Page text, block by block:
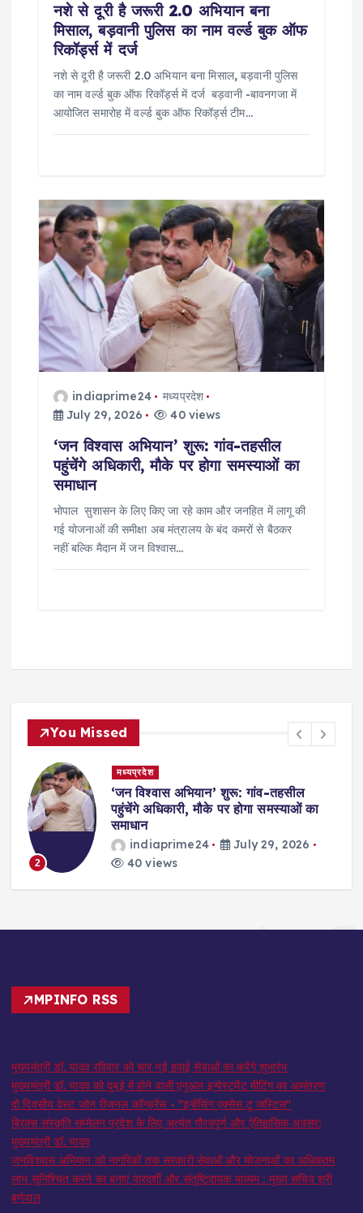
नशे से दूरी है जरूरी 2.0 अभियान बना
मिसाल, बड़वानी पुलिस का नाम वर्ल्ड बुक ऑफ
रिकॉर्ड्स में दर्ज
नशे से दूरी है जरूरी 2.0 अभियान बना मिसाल, बड़वानी पुलिस
का नाम वर्ल्ड बुक ऑफ रिकॉर्ड्स में दर्ज बड़वानी -बावनगजा में
आयोजित समारोह में वर्ल्ड बुक ऑफ रिकॉर्ड्स टीम…
indiaprime24
मध्यप्रदेश
July 29, 2026
40 views
‘जन विश्वास अभियान’ शुरू: गांव-तहसील
पहुंचेंगे अधिकारी, मौके पर होगा समस्याओं का
समाधान
भोपाल सुशासन के लिए किए जा रहे काम और जनहित में लागू की
गई योजनाओं की समीक्षा अब मंत्रालय के बंद कमरों से बैठकर
नहीं बल्कि मैदान में जन विश्वास…
You Missed
2
मध्यप्रदेश
‘जन विश्वास अभियान’ शुरू: गांव-तहसील
पहुंचेंगे अधिकारी, मौके पर होगा समस्याओं का
समाधान
indiaprime24
July 29, 2026
40 views
MPINFO RSS
मुख्यमंत्री डॉ. यादव रविवार को चार नई हवाई सेवाओं का करेंगे शुभारंभ
मुख्यमंत्री डॉ. यादव को दुबई में होने वाली एनुअल इन्वेस्टमेंट मीटिंग का आमंत्रण
दो दिवसीय वेस्ट जोन रीजनल कॉन्फ्रेंस - "इन्हेंसिंग एक्सेस टू जस्टिस"
ब्रिक्स संस्कृति सम्मेलन प्रदेश के लिए अत्यंत गौरवपूर्ण और ऐतिहासिक अवसर:
मुख्यमंत्री डॉ. यादव
जनविश्वास अभियान को नागरिकों तक सरकारी सेवाओं और योजनाओं का अधिकतम
लाभ सुनिश्चित करने का बनाएं पारदर्शी और संतुष्टिदायक माध्यम : मुख्य सचिव श्री
बर्णवाल